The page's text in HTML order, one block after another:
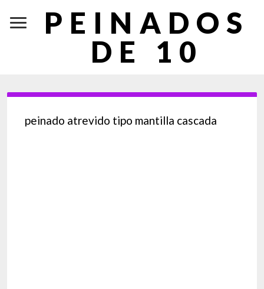
PEINADOS
DE 10
peinado atrevido tipo mantilla cascada